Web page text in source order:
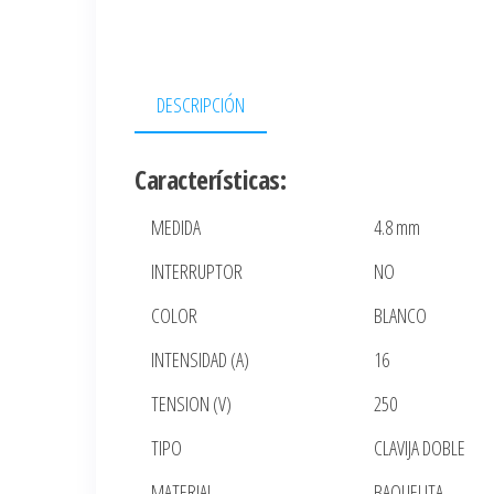
DESCRIPCIÓN
Características:
MEDIDA
4.8 mm
INTERRUPTOR
NO
COLOR
BLANCO
INTENSIDAD (A)
16
TENSION (V)
250
TIPO
CLAVIJA DOBLE